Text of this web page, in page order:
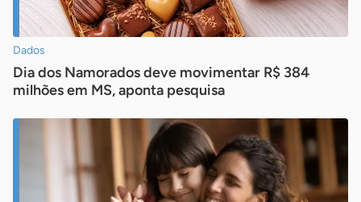
Dados
Dia dos Namorados deve movimentar R$ 384
milhões em MS, aponta pesquisa